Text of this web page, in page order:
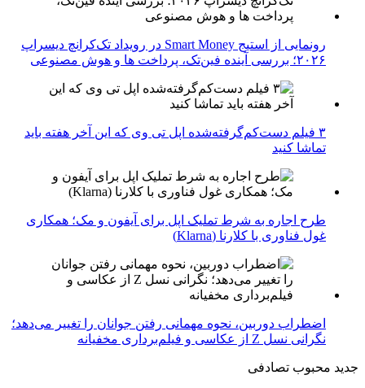
رونمایی از استیج Smart Money در رویداد تک‌کرانچ دیسراپ
۲۰۲۶؛ بررسی آینده فین‌تک، پرداخت‌ ها و هوش مصنوعی
۳ فیلم دست‌کم‌گرفته‌شده اپل تی وی که این آخر هفته باید
تماشا کنید
طرح اجاره به شرط تملیک اپل برای آیفون و مک؛ همکاری
غول فناوری با کلارنا (Klarna)
اضطراب دوربین، نحوه مهمانی رفتن جوانان را تغییر می‌دهد؛
نگرانی نسل Z از عکاسی و فیلم‌برداری مخفیانه
جدید محبوب تصادفی